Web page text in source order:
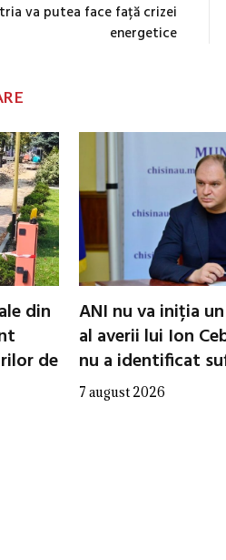
va putea face față crizei
energetice
din
de
ANI nu va iniția
al averii lui Ion
nu a identificat
7 august 2026